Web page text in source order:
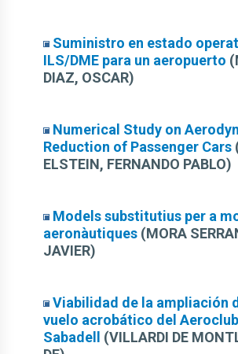
Suministro en estado
ILS/DME para un aeropuerto
DIAZ, OSCAR)
Numerical Study on
Reduction of Passenger Cars
ELSTEIN, FERNANDO PABLO)
Models substitutius per a
aeronàutiques (MORA
JAVIER)
Viabilidad de la ampliación
vuelo acrobático del
Sabadell
(VILLARDI DE